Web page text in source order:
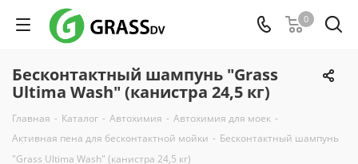
0
Бесконтактный шампунь "Grass
Ultima Wash" (канистра 24,5 кг)
Главная - Каталог - Автохимия - Автохимия для моек -
Активная пена для бесконтактной мойки - Бесконтактный шампунь
"Grass Ultima Wash" (канистра 24,5 кг)